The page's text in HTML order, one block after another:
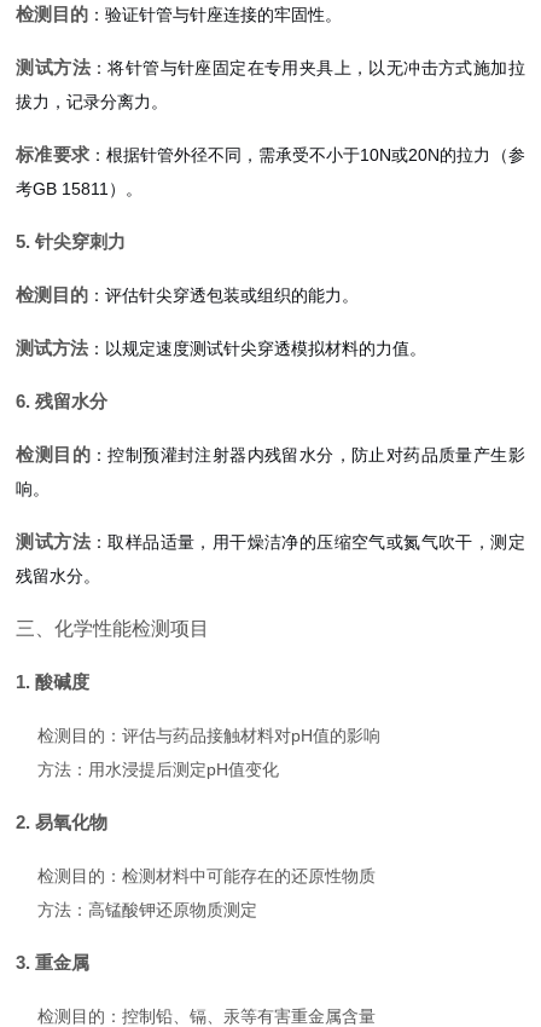
检测目的 ：验证针管与针座连接的牢固性。
测试方法 ：将针管与针座固定在专用夹具上，以无冲击方式施加拉
拔力，记录分离力。
标准要求：根据针管外径不同，需承受不小于10N或20N的拉力（参
考GB 15811）。
5. 针尖穿刺力
检测目的 ：评估针尖穿透包装或组织的能力。
测试方法 ：以规定速度测试针尖穿透模拟材料的力值。
6. 残留水分
检测目的 ：控制预灌封注射器内残留水分，防止对药品质量产生影
响。
测试方法 ：取样品适量，用干燥洁净的压缩空气或氮气吹干，测定
残留水分。
三、化学性能检测项目
1. 酸碱度
检测目的：评估与药品接触材料对pH值的影响
方法：用水浸提后测定pH值变化
2. 易氧化物
检测目的：检测材料中可能存在的还原性物质
方法：高锰酸钾还原物质测定
3. 重金属
检测目的：控制铅、镉、汞等有害重金属含量